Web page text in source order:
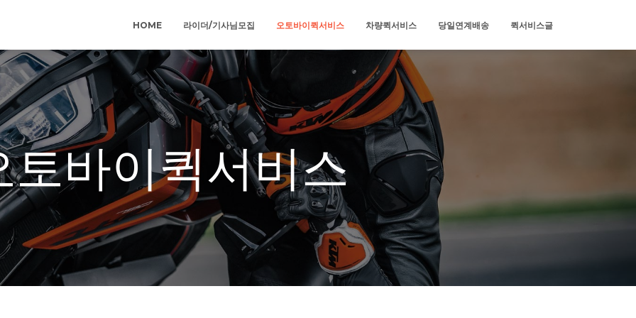
HOME 라이더/기사님모집 오토바이퀵서비스 차량퀵서비스 당일연계배송 퀵서비스글
토바이퀵서비스